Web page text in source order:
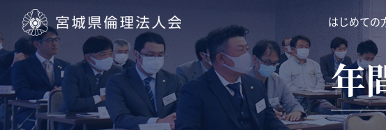
宮城県倫理法人会
はじめての
年